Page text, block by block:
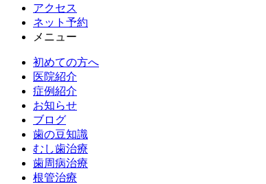
アクセス
ネット予約
メニュー
初めての方へ
医院紹介
症例紹介
お知らせ
ブログ
歯の豆知識
むし歯治療
歯周病治療
根管治療